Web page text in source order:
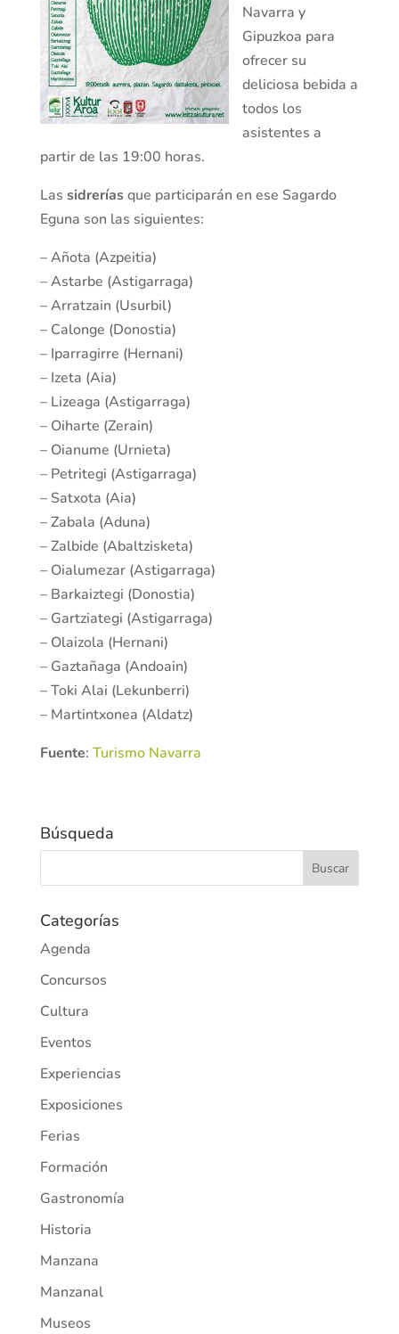
Navarra y
Gipuzkoa para
ofrecer su
deliciosa bebida a
todos los
asistentes a
partir de las 19:00 horas.
Las sidreríasque participarán en ese Sagardo
Eguna son las siguientes:
– Añota (Azpeitia)
– Astarbe (Astigarraga)
– Arratzain (Usurbil)
– Calonge (Donostia)
– Iparragirre (Hernani)
– Izeta (Aia)
– Lizeaga (Astigarraga)
– Oiharte (Zerain)
– Oianume (Urnieta)
– Petritegi (Astigarraga)
– Satxota (Aia)
– Zabala (Aduna)
– Zalbide (Abaltzisketa)
– Oialumezar (Astigarraga)
– Barkaiztegi (Donostia)
– Gartziategi (Astigarraga)
– Olaizola (Hernani)
– Gaztañaga (Andoain)
– Toki Alai (Lekunberri)
– Martintxonea (Aldatz)
Fuente: Turismo Navarra
Búsqueda
Categorías
Agenda
Concursos
Cultura
Eventos
Experiencias
Exposiciones
Ferias
Formación
Gastronomía
Historia
Manzana
Manzanal
Museos